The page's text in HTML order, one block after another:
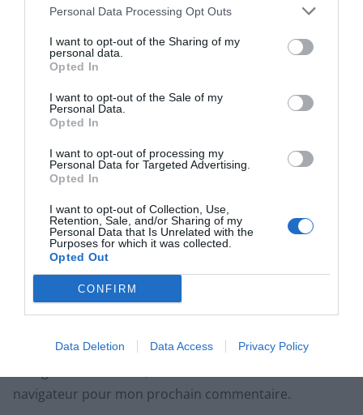
Personal Data Processing Opt Outs
I want to opt-out of the Sharing of my
personal data.
Opted In
I want to opt-out of the Sale of my
Personal Data.
Opted In
I want to opt-out of processing my
Personal Data for Targeted Advertising.
Opted In
I want to opt-out of Collection, Use,
Retention, Sale, and/or Sharing of my
Personal Data that Is Unrelated with the
Purposes for which it was collected.
Opted Out
CONFIRM
Data Deletion Data Access Privacy Policy
*
E-mail*
Site web
navigateur pour mon prochain commentaire.